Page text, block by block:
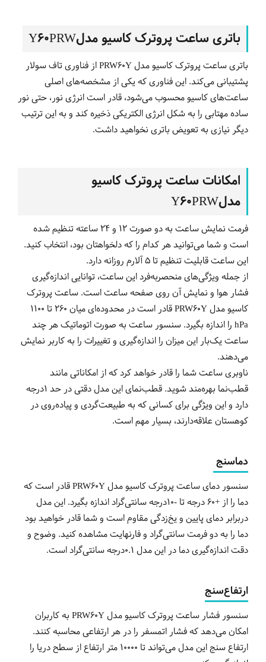
باتری ساعت پروترک کاسیو مدلY60PRW
باتری ساعت پروترک کاسیو مدل PRW60Y از فناوری تاف سولار
پشتیبانی می‌کند. این فناوری که یکی از مشخصه‌های اصلی
ساعت‌های کاسیو محسوب می‌شود، قادر است انرژی نور، حتی نور
ساده مهتابی را به شکل انرژی الکتریکی ذخیره کند و به این ترتیب
دیگر نیازی به تعویض باتری نخواهید داشت.
امکانات ساعت پروترک کاسیو
مدلY60PRW
فرمت نمایش ساعت به دو صورت 12 و 24 ساعته تنظیم شده
است و شما می‌توانید هر کدام را که دلخواهتان بود، انتخاب کنید.
این ساعت قابلیت تنظیم تا 5 آلارم روزانه دارد.
از جمله ویژگی‌های منحصربه‌فرد این ساعت، توانایی اندازه‌گیری
فشار هوا و نمایش آن روی صفحه ساعت است. ساعت پروترک
کاسیو مدل PRW60Y قادر است در محدوده‌ای میان 260 تا 1100
hPa را اندازه بگیرد. سنسور ساعت به صورت اتوماتیک هر چند
ساعت یک‌بار این میزان را اندازه‌گیری و تغییرات را به کاربر نمایش
می‌دهند.
ناوبری ساعت شما را قادر خواهد کرد که از امکاناتی مانند
قطب‌نما بهره‌مند شوید. قطب‌نمای این مدل دقتی در حد 1درجه
دارد و این ویژگی برای کسانی که به طبیعت‌گردی و پیاده‌روی در
کوهستان علاقه‌دارند، بسیار مهم است.
دماسنج
سنسور دمای ساعت پروترک کاسیو مدل PRW60Y قادر است که
دما را از +60 درجه تا -10درجه سانتی‌گراد اندازه بگیرد. این مدل
دربرابر دمای پایین و یخ‌زدگی مقاوم است و شما قادر خواهید بود
دما را به دو فرمت سانتی‌گراد و فارنهایت مشاهده کنید. وضوح و
دقت اندازه‌گیری دما در این مدل 0.1درجه سانتی‌گراد است.
ارتفاع‌سنج
سنسور فشار ساعت پروترک کاسیو مدل PRW60Y به کاربران
امکان می‌دهد که فشار اتمسفر را در هر ارتفاعی محاسبه کنند.
ارتفاع سنج این مدل می‌تواند تا 10000 متر ارتفاع از سطح‌ دریا را